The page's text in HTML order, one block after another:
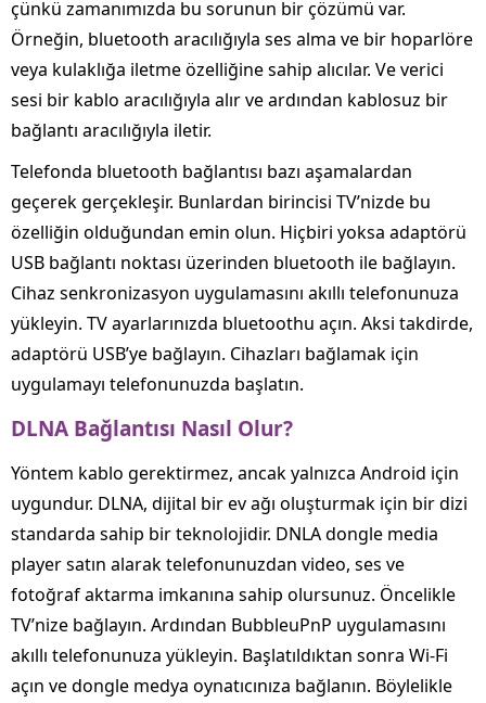
çünkü zamanımızda bu sorunun bir çözümü var.
Örneğin, bluetooth aracılığıyla ses alma ve bir hoparlöre
veya kulaklığa iletme özelliğine sahip alıcılar. Ve verici
sesi bir kablo aracılığıyla alır ve ardından kablosuz bir
bağlantı aracılığıyla iletir.
Telefonda bluetooth bağlantısı bazı aşamalardan
geçerek gerçekleşir. Bunlardan birincisi TV’nizde bu
özelliğin olduğundan emin olun. Hiçbiri yoksa adaptörü
USB bağlantı noktası üzerinden bluetooth ile bağlayın.
Cihaz senkronizasyon uygulamasını akıllı telefonunuza
yükleyin. TV ayarlarınızda bluetoothu açın. Aksi takdirde,
adaptörü USB’ye bağlayın. Cihazları bağlamak için
uygulamayı telefonunuzda başlatın.
DLNA Bağlantısı Nasıl Olur?
Yöntem kablo gerektirmez, ancak yalnızca Android için
uygundur. DLNA, dijital bir ev ağı oluşturmak için bir dizi
standarda sahip bir teknolojidir. DNLA dongle media
player satın alarak telefonunuzdan video, ses ve
fotoğraf aktarma imkanına sahip olursunuz. Öncelikle
TV’nize bağlayın. Ardından BubbleuPnP uygulamasını
akıllı telefonunuza yükleyin. Başlatıldıktan sonra Wi-Fi
açın ve dongle medya oynatıcınıza bağlanın. Böylelikle